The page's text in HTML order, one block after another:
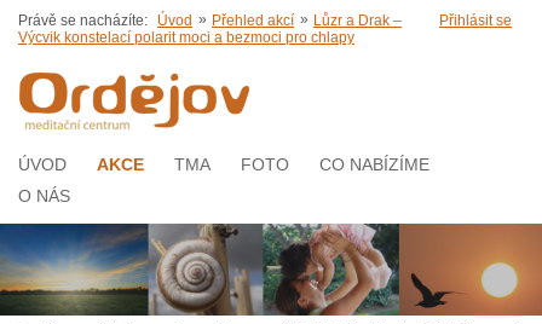
Přihlásit se
Právě se nacházíte: Úvod » Přehled akcí » Lůzr a Drak –
Výcvik konstelací polarit moci a bezmoci pro chlapy
ÚVOD AKCE TMA FOTO
CO NABÍZÍME
O NÁS